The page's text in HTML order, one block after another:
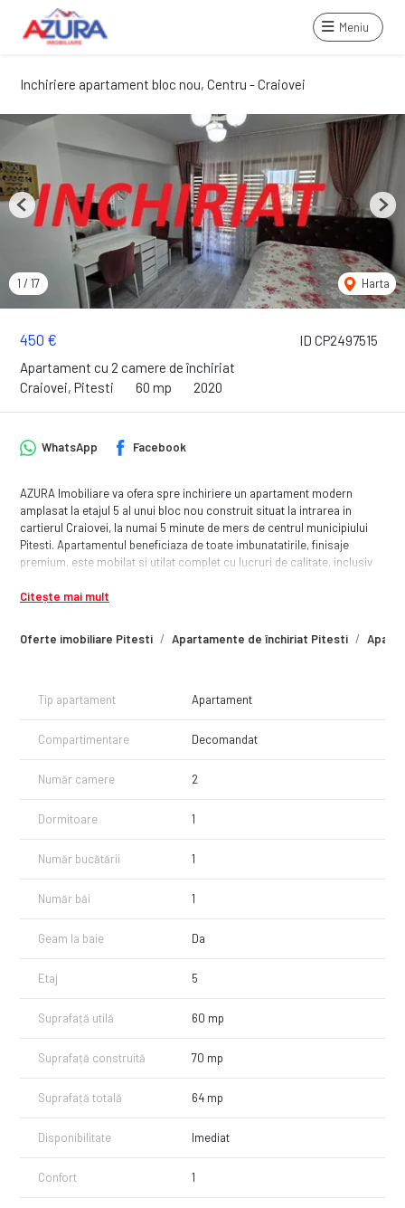
Meniu
Inchiriere apartament bloc nou, Centru - Craiovei
ID CP2497515
450 €
Apartament cu 2 camere de închiriat
Craiovei, Pitesti
60 mp 2020
1 / 17 Harta
Previous Next
Oferte imobiliare Pitesti Apartamente de închiriat Pitesti
WhatsApp Facebook
AZURA Imobiliare va ofera spre inchiriere un apartament modern
amplasat la etajul 5 al unui bloc nou construit situat la intrarea in
cartierul Craiovei, la numai 5 minute de mers de centrul municipiului
Pitesti. Apartamentul beneficiaza de toate imbunatatirile, finisaje
premium, este mobilat si utilat complet cu lucruri de calitate, inclusiv
bariera si monitorizata video, 2 lifturi moderne, etc. Este liber,
Citește mai mult
Tip apartament Apartament
Compartimentare Decomandat
Număr camere 2
Dormitoare 1
Număr bucătării 1
Număr băi 1
Geam la baie Da
Etaj 5
Suprafață utilă 60 mp
Suprafață construită 70 mp
Suprafață totală 64 mp
Disponibilitate Imediat
Confort 1